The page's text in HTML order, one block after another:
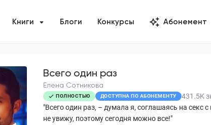
Книги Блоги Конкурсы Абонемент
Всего один раз
Елена Сотникова
ПОЛНОСТЬЮ ДОСТУПНА ПО АБОНЕМЕНТУ 431.5K
"Всего один раз, – думала я, соглашаясь на секс
не увижу, поэтому сегодня можно все!"